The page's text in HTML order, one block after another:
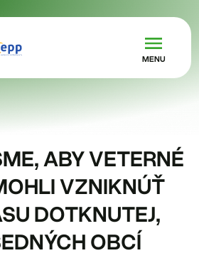
MENU
ABY VETERNÉ
VZNIKNÚŤ
DOTKNUTEJ,
OBCÍ